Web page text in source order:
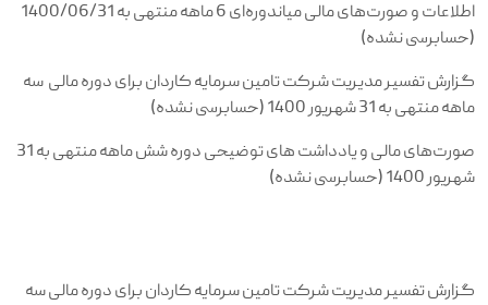
اطلاعات و صورت‌های مالی میاندوره‌ای 6 ماهه منتهی به 1400/06/31
(حسابرسی نشده)
گزارش تفسیر مدیریت شرکت تامین سرمایه کاردان برای دوره مالی سه
ماهه منتهی به 31 شهریور 1400 (حسابرسی نشده)
صورت‌های مالی و یادداشت های توضیحی دوره شش ماهه منتهی به 31
شهریور 1400
(حسابرسی نشده)
گزارش تفسیر مدیریت شرکت تامین سرمایه کاردان برای دوره مالی سه